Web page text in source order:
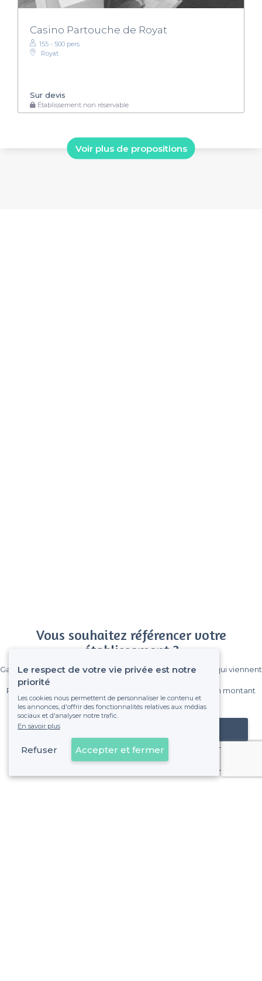
Casino Partouche de Royat
155 - 500 pers.
Royat
Sur devis
Établissement non réservable
Voir plus de propositions
Vous souhaitez référencer votre
établissement ?
Gagnez de nombreux clients parmi le million de visiteurs qui viennent
Pas de commissions et sans engagement, vous payez un montant
fixe sans risque de voir déraper la facture.
Référencer mon établissement
Déjà client
Le respect de votre vie privée est notre
priorité
Les cookies nous permettent de personnaliser le contenu et
les annonces, d'offrir des fonctionnalités relatives aux médias
sociaux et d'analyser notre trafic.
En savoir plus
Refuser Accepter et fermer